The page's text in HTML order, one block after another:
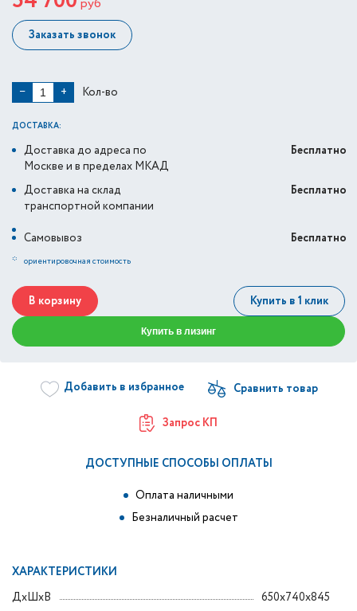
Заказать звонок
− + Кол-во
ДОСТАВКА:
Доставка до адреса по
Москве и в пределах МКАД
Бесплатно
Доставка на склад
транспортной компании
Бесплатно
Самовывоз
Бесплатно
* ориентировочная стоимость
В корзину Купить в 1 клик
Купить в лизинг
Добавить в избранное
Запрос КП
ДОСТУПНЫЕ СПОСОБЫ ОПЛАТЫ
Оплата наличными
Безналичный расчет
ХАРАКТЕРИСТИКИ
ДxШxВ
650x740x845